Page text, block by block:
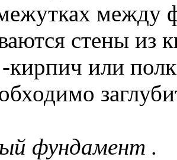
между
стены из
кирпич или
фундамент .